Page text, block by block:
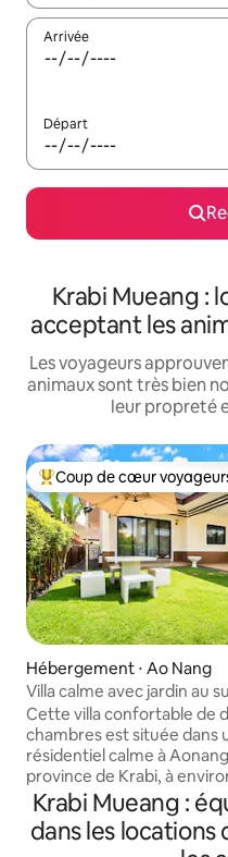
Arrivée
Départ
Krabi Mueang :
acceptant les
Les voyageurs
animaux sont très bien
leur propreté
Coups de cœur voyageurs
Coup de cœur
Hébergement ⋅ Ao Nang
Villa calme avec jardin au
chambres et 2 salles de
propriété à votre
Cette villa confortable de
chambres est située dans
résidentiel calme à
province de Krabi, à
de la célèbre plage d'Ao
les restaurants, les cafés,
et les marchés nocturnes
Krabi Mueang :
dans les